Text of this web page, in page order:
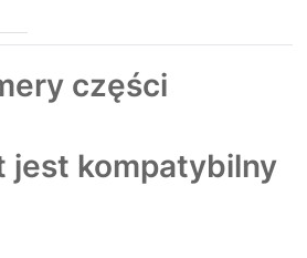
części
jest kompatybilny